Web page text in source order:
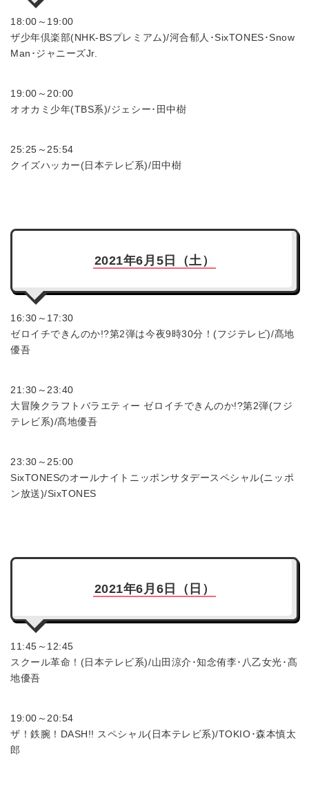
18:00～19:00
ザ少年倶楽部(NHK-BSプレミアム)/河合郁人･SixTONES･Snow
Man･ジャニーズJr.
19:00～20:00
オオカミ少年(TBS系)/ジェシー･田中樹
25:25～25:54
クイズハッカー(日本テレビ系)/田中樹
2021年6月5日（土）
16:30～17:30
ゼロイチできんのか!?第2弾は今夜9時30分！(フジテレビ)/髙地
優吾
21:30～23:40
大冒険クラフトバラエティー ゼロイチできんのか!?第2弾(フジ
テレビ系)/髙地優吾
23:30～25:00
SixTONESのオールナイトニッポンサタデースペシャル(ニッポ
ン放送)/SixTONES
2021年6月6日（日）
11:45～12:45
スクール革命！(日本テレビ系)/山田涼介･知念侑李･八乙女光･髙
地優吾
19:00～20:54
ザ！鉄腕！DASH!! スペシャル(日本テレビ系)/TOKIO･森本慎太
郎